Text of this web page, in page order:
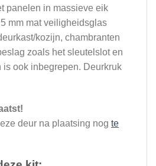
panelen in massieve eik
mm mat veiligheidsglas
kozijn, chambranten
zoals het sleutelslot en
is ook inbegrepen. Deurkruk
deur na plaatsing nog te